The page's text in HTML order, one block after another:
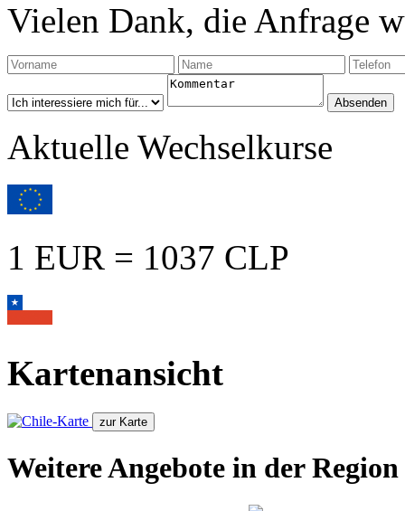
Vielen Dank, die Anfrage
Aktuelle Wechselkurse
1 EUR = 1037 CLP
Kartenansicht
Weitere Angebote in der Region